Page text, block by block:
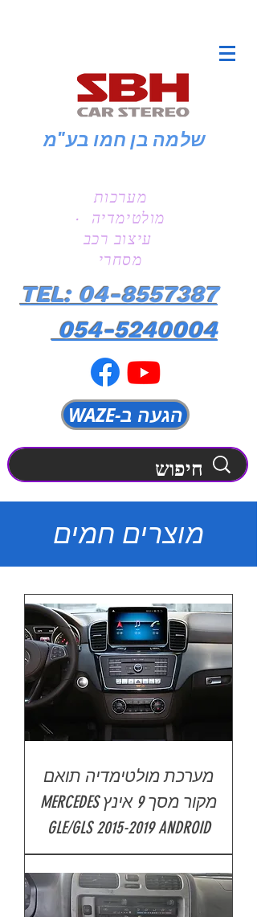
שלמה בן חמו בע"מ
מערכות
מולטימדיה ·
עיצוב רכב
מסחרי
TEL: 04-8557387
054-5240004
WAZE-הגעה ב
מוצרים חמים
מערכת מולטימדיה תואם
מקור מסך 9 אינץ MERCEDES
GLE/GLS 2015-2019 ANDROID